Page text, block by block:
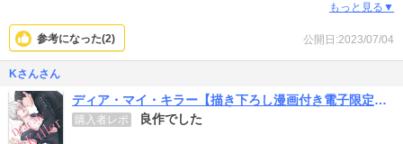
正体が何故なのか分かり、そこからは恋愛〜悩み〜ハッピーエン
ド。ノアの強くて可愛いギャップも堪らなく、絡みも綺麗に描かれ
ていました。ハルとアデルのその後や、友達の老紳士のその後など
も含めて続巻出ないかなぁと思います！
もっと見る▼
公開日:2023/07/04
参考になった(2)
Kさんさん
ディア・マイ・キラー【描き下ろし漫画付き電子限定版】
購入者レポ 良作でした